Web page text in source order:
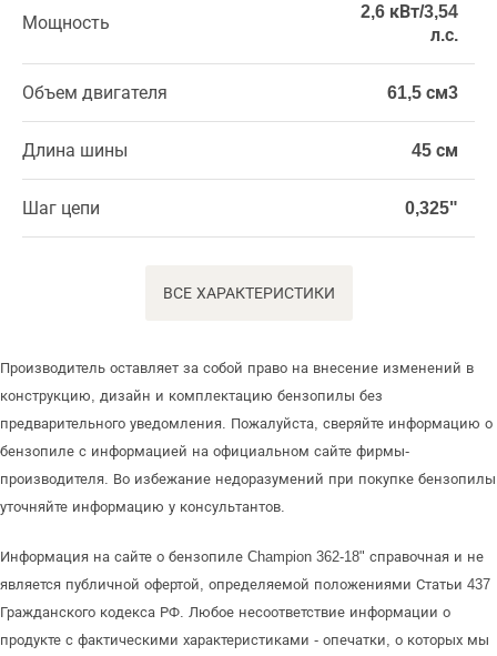
Мощность
2,6 кВт/3,54
л.с.
Объем двигателя 61,5 см3
Длина шины 45 см
Шаг цепи 0,325"
ВСЕ ХАРАКТЕРИСТИКИ
Производитель оставляет за собой право на внесение изменений в
конструкцию, дизайн и комплектацию бензопилы без
предварительного уведомления. Пожалуйста, сверяйте информацию о
бензопиле с информацией на официальном сайте фирмы-
производителя. Во избежание недоразумений при покупке бензопилы
уточняйте информацию у консультантов.
Информация на сайте о бензопиле Champion 362-18" справочная и не
является публичной офертой, определяемой положениями Статьи 437
Гражданского кодекса РФ. Любое несоответствие информации о
продукте с фактическими характеристиками - опечатки, о которых мы